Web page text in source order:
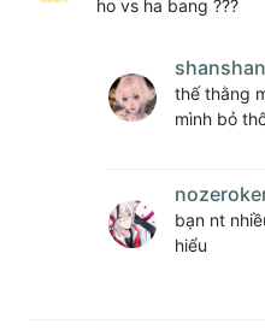
ho vs ha bang ???
shanshan
thế thằng
mình bỏ
bạn nt
hiểu